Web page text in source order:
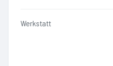
Werkstatt